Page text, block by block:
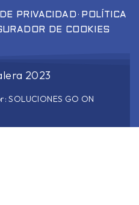
PRIVACIDAD · POLÍTICA
DE COOKIES
2023
SOLUCIONES GO ON